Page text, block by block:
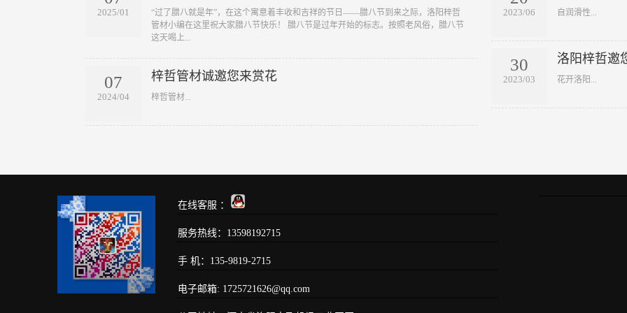
2025/01
​“过了腊八就是年”，在这个寓意着丰收和吉祥的节日——腊八节到来之际，洛阳梓哲
管材小编在这里祝大家腊八节快乐！ 腊八节是过年开始的标志。按照老风俗，腊八节
这天喝上...
07
2024/04
梓哲管材诚邀您来赏花
​梓哲管材...
2023/06 ​自润滑性...
30
2023/03
洛阳梓哲邀
​花开洛阳...
在线客服 ：
服务热线：13598192715
手 机：135-9819-2715
电子邮箱: 1725721626@qq.com